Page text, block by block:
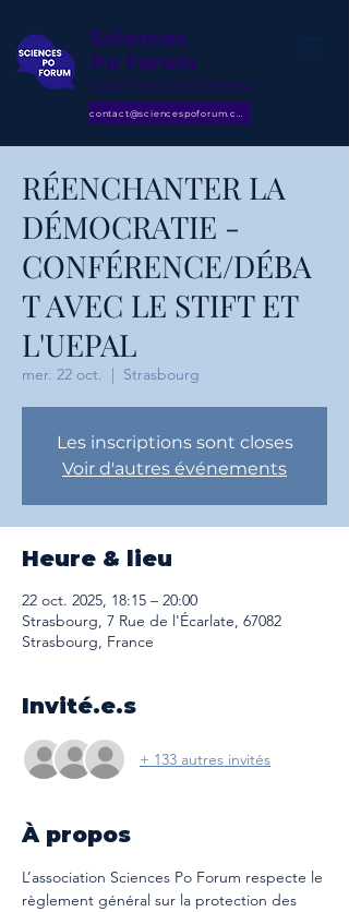
Sciences
Po Forum
Conférences et débats
RÉENCHANTER LA
DÉMOCRATIE -
CONFÉRENCE/DÉBA
T AVEC LE STIFT ET
L'UEPAL
mer. 22 oct.
  |
Strasbourg
Les inscriptions sont closes
Voir d'autres événements
Heure & lieu
22 oct. 2025, 18:15 – 20:00
Strasbourg, 7 Rue de l'Écarlate, 67082
Strasbourg, France
Invité.e.s
+ 133 autres invités
À propos
L’association Sciences Po Forum respecte le
règlement général sur la protection des